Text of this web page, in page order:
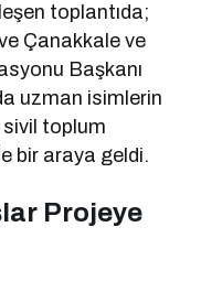
toplantıda;
Çanakkale ve
Başkanı
uzman isimlerin
sivil toplum
bir araya geldi.
Projeye